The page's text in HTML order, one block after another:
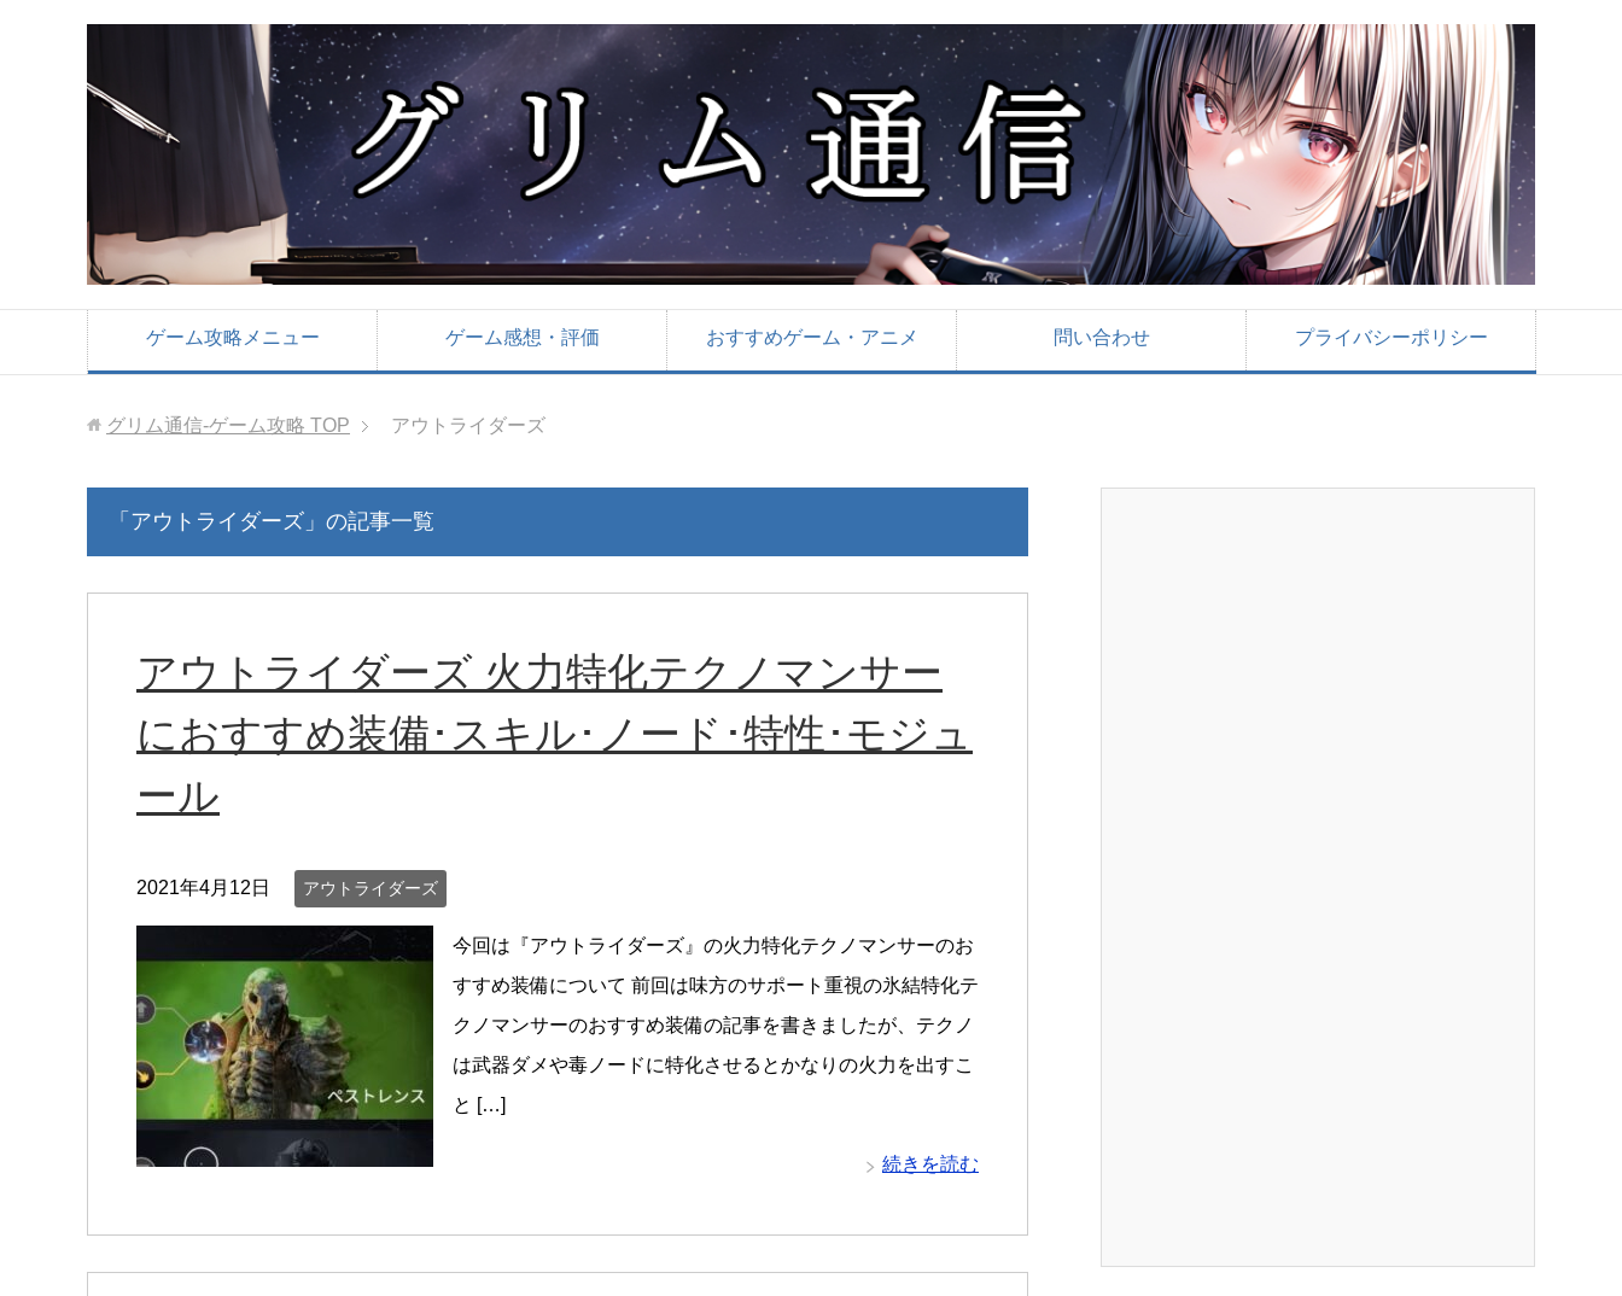
ゲーム攻略メニュー ゲーム感想・評価 おすすめゲーム・アニメ 問い合わせ プライバシーポリシー
グリム通信-ゲーム攻略 TOP アウトライダーズ
「アウトライダーズ」の記事一覧
アウトライダーズ 火力特化テクノマンサー
におすすめ装備･スキル･ノード･特性･モジュ
ール
2021年4月12日 アウトライダーズ
今回は『アウトライダーズ』の火力特化テクノマンサーのお
すすめ装備について 前回は味方のサポート重視の氷結特化テ
クノマンサーのおすすめ装備の記事を書きましたが、テクノ
は武器ダメや毒ノードに特化させるとかなりの火力を出すこ
と […]
続きを読む